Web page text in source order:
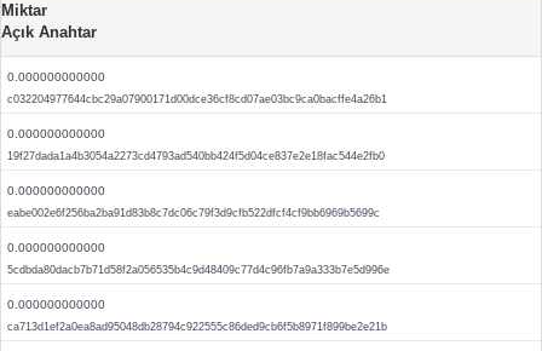
Miktar
Açık Anahtar
0.000000000000
c032204977644cbc29a07900171d00dce36cf8cd07ae03bc9ca0bacffe4a26b1
0.000000000000
19f27dada1a4b3054a2273cd4793ad540bb424f5d04ce837e2e18fac544e2fb0
0.000000000000
eabe002e6f256ba2ba91d83b8c7dc06c79f3d9cfb522dfcf4cf9bb6969b5699c
0.000000000000
5cdbda80dacb7b71d58f2a056535b4c9d48409c77d4c96fb7a9a333b7e5d996e
0.000000000000
ca713d1ef2a0ea8ad95048db28794c922555c86ded9cb6f5b8971f899be2e21b